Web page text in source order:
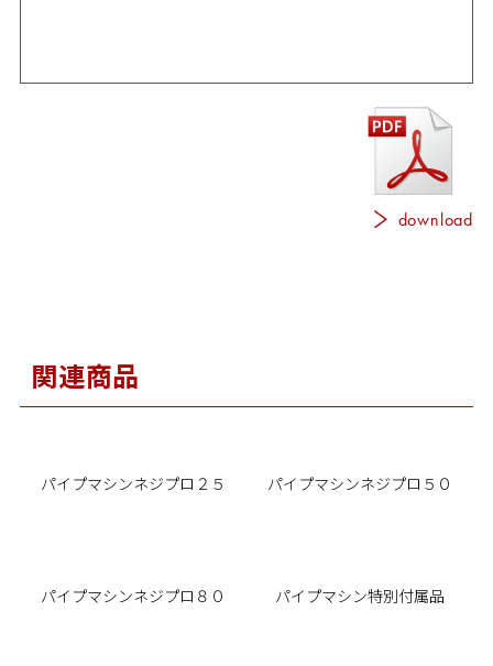
download
関連商品
パイプマシンネジプロ２５ パイプマシンネジプロ５０
パイプマシンネジプロ８０ パイプマシン特別付属品